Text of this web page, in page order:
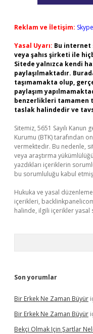
Reklam ve İletişim:
Yasal Uyarı: Bu internet
veya şahıs şirketi ile
Sitede yalnızca kendi
paylaşılmaktadır.
taşımamakta olup,
paylaşım
benzerlikleri tamamen
taslak halindedir ve
Sitemiz, 5651 Sayılı
Kurumu (BTK) tarafından
vermektedir. Bu nedenle,
veya araştırma
yazdıkları içeriklerin
bu sorumluluğu kabul etmiş
Hukuka ve yasal
içerikleri,
halinde, ilgili içerikler yasal
Son yorumlar
Bir Erkek Ne Zaman Büyür
Bir Erkek Ne Zaman Büyür
Bekçi Olmak Için Şartlar